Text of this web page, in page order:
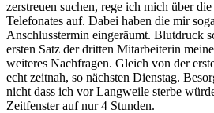
zerstreuen suchen, rege ich mich über
Telefonates auf. Dabei haben die mir
Anschlusstermin eingeräumt. Blutdruck
ersten Satz der dritten Mitarbeiterin
weiteres Nachfragen. Gleich von der
echt zeitnah, so nächsten Dienstag.
nicht dass ich vor Langweile sterbe
Zeitfenster auf nur 4 Stunden.